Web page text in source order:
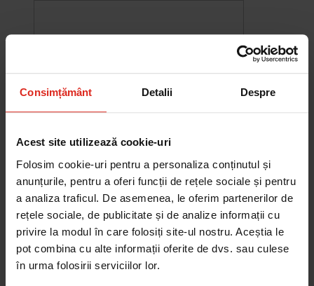
Consimțământ Detalii Despre
Acest site utilizează cookie-uri
Folosim cookie-uri pentru a personaliza conținutul și
anunțurile, pentru a oferi funcții de rețele sociale și pentru
a analiza traficul. De asemenea, le oferim partenerilor de
rețele sociale, de publicitate și de analize informații cu
privire la modul în care folosiți site-ul nostru. Aceștia le
pot combina cu alte informații oferite de dvs. sau culese
în urma folosirii serviciilor lor.
-10%
Chiuveta Maris MRG 610-60
was 2.580,20 RON Pret special 2.322,18 RON